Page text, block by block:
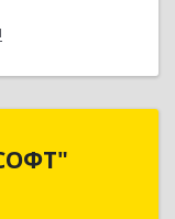
"ЭЛСОФТ"
Суворова ул,